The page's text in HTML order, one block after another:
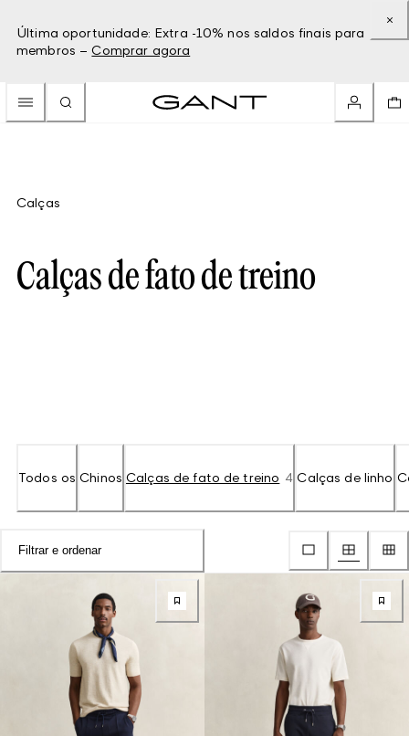
Última oportunidade: Extra -10% nos saldos finais para
membros – Comprar agora
Calças
Calças de fato de treino
Todos os Chinos Calças de fato de treino 4 Calças de linho
Filtrar e ordenar